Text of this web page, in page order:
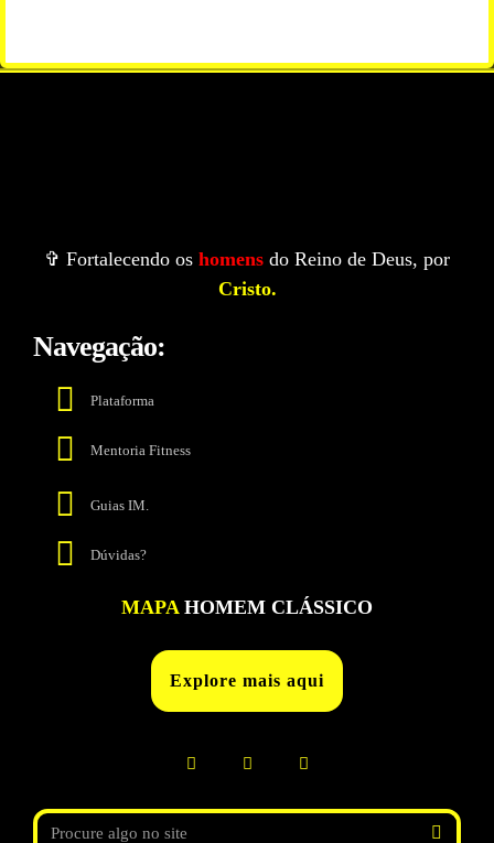
✞ Fortalecendo os homens do Reino de Deus, por
Cristo.
Navegação:
Plataforma
Mentoria Fitness
Guias IM.
Dúvidas?
MAPAHOMEM CLÁSSICO
Explore mais aqui